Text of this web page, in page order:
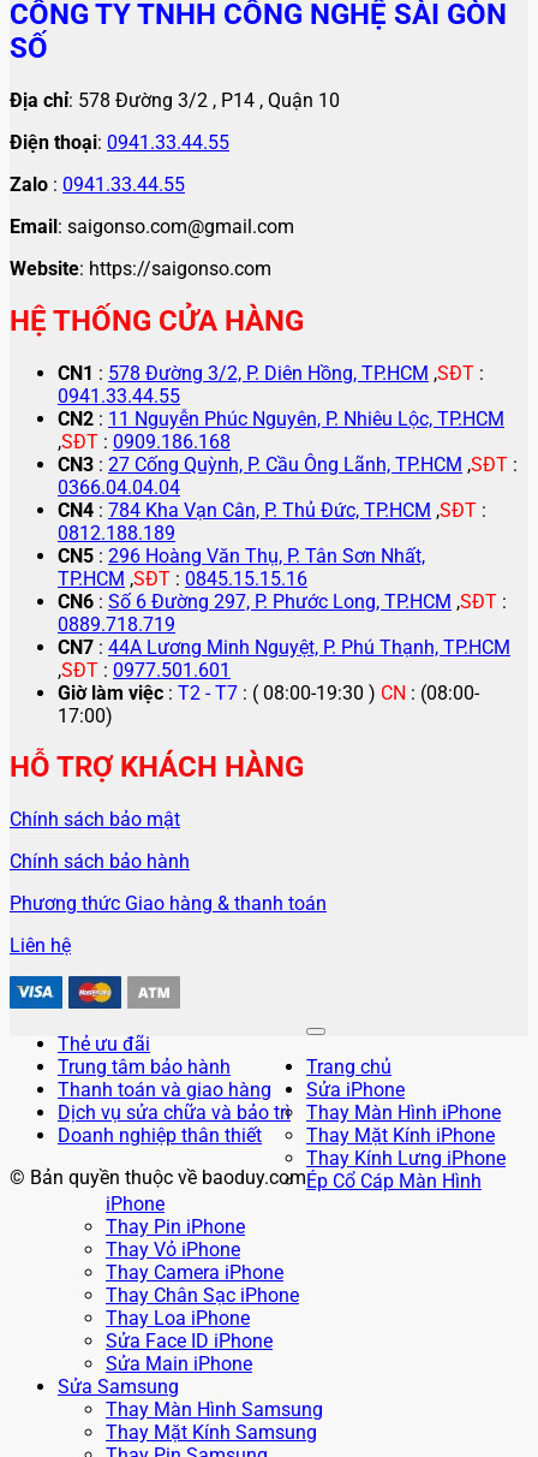
CÔNG TY TNHH CÔNG NGHỆ SÀI GÒN
SỐ
Địa chỉ: 578 Đường 3/2 , P14 , Quận 10
Điện thoại: 0941.33.44.55
Zalo : 0941.33.44.55
Email: saigonso.com@gmail.com
Website: https://saigonso.com
HỆ THỐNG CỬA HÀNG
CN1 : 578 Đường 3/2, P. Diên Hồng, TP.HCM ,SĐT :
0941.33.44.55
CN2 : 11 Nguyễn Phúc Nguyên, P. Nhiêu Lộc, TP.HCM
,SĐT : 0909.186.168
CN3 : 27 Cống Quỳnh, P. Cầu Ông Lãnh, TP.HCM ,SĐT :
0366.04.04.04
CN4 : 784 Kha Vạn Cân, P. Thủ Đức, TP.HCM ,SĐT :
0812.188.189
CN5 : 296 Hoàng Văn Thụ, P. Tân Sơn Nhất,
TP.HCM ,SĐT : 0845.15.15.16
CN6 : Số 6 Đường 297, P. Phước Long, TP.HCM ,SĐT :
0889.718.719
CN7 : 44A Lương Minh Nguyệt, P. Phú Thạnh, TP.HCM
,SĐT : 0977.501.601
Giờ làm việc : T2 - T7 : ( 08:00-19:30 ) CN : (08:00-
17:00)
HỖ TRỢ KHÁCH HÀNG
Chính sách bảo mật
Chính sách bảo hành
Phương thức Giao hàng & thanh toán
Liên hệ
Thẻ ưu đãi
Trung tâm bảo hành
Thanh toán và giao hàng
Dịch vụ sửa chữa và bảo trì
Doanh nghiệp thân thiết
© Bản quyền thuộc về baoduy.com
Trang chủ
Sửa iPhone
Thay Màn Hình iPhone
Thay Mặt Kính iPhone
Thay Kính Lưng iPhone
Ép Cổ Cáp Màn Hình
iPhone
Thay Pin iPhone
Thay Vỏ iPhone
Thay Camera iPhone
Thay Chân Sạc iPhone
Thay Loa iPhone
Sửa Face ID iPhone
Sửa Main iPhone
Sửa Samsung
Thay Màn Hình Samsung
Thay Mặt Kính Samsung